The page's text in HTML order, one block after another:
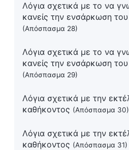
Λόγια σχετικά με το να
κανείς την ενσάρκωση
(Απόσπασμα 28)
Λόγια σχετικά με το να
κανείς την ενσάρκωση
(Απόσπασμα 29)
Λόγια σχετικά με την
καθήκοντος (Απόσπασμα 30)
Λόγια σχετικά με την
καθήκοντος (Απόσπασμα 31)